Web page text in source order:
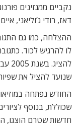
נקביים ממגזינים
דאז, רודי ג’וליאני,
ההצלחה, כמו גם
לו להרגיש לכוד.
שנועד להציל את
החודש נפתחה
שכוללת, בנוסף
חדשות שטרם הוצגו,